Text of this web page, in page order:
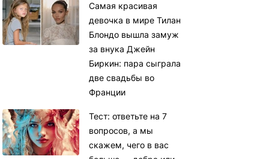
Самая красивая
девочка в мире Тилан
Блондо вышла замуж
за внука Джейн
Биркин: пара сыграла
две свадьбы во
Франции
Тест: ответьте на 7
вопросов, а мы
скажем, чего в вас